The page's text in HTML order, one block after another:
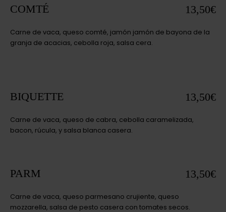
COMTÉ 13,50€
Carne de vaca, queso comté, jamón jamón de bayona de la
granja de acacias, cebolla roja, salsa cera.
BIQUETTE 13,50€
Carne de vaca, queso de cabra, cebolla caramelizada,
bacon, rúcula, y salsa blanca casera.
PARM 13,50€
Carne de vaca, queso parmesano crujiente, queso
mozzarella, salsa de pesto casera con tomates secos.